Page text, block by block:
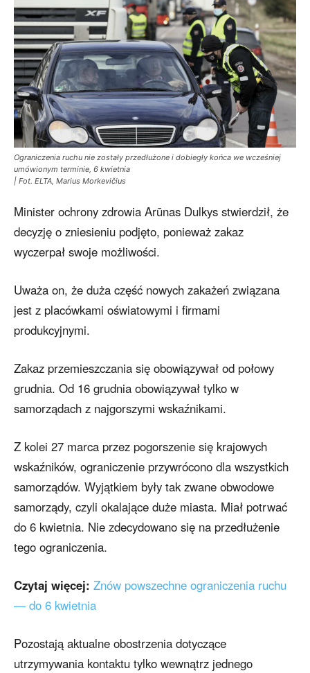
Ograniczenia ruchu nie zostały przedłużone i dobiegły końca we wcześniej
umówionym terminie, 6 kwietnia
| Fot. ELTA, Marius Morkevičius
Minister ochrony zdrowia Arūnas Dulkys stwierdził, że
decyzję o zniesieniu podjęto, ponieważ zakaz
wyczerpał swoje możliwości.
Uważa on, że duża część nowych zakażeń związana
jest z placówkami oświatowymi i firmami
produkcyjnymi.
Zakaz przemieszczania się obowiązywał od połowy
grudnia. Od 16 grudnia obowiązywał tylko w
samorządach z najgorszymi wskaźnikami.
Z kolei 27 marca przez pogorszenie się krajowych
wskaźników, ograniczenie przywrócono dla wszystkich
samorządów. Wyjątkiem były tak zwane obwodowe
samorządy, czyli okalające duże miasta. Miał potrwać
do 6 kwietnia. Nie zdecydowano się na przedłużenie
tego ograniczenia.
Czytaj więcej: Znów powszechne ograniczenia ruchu
— do 6 kwietnia
Pozostają aktualne obostrzenia dotyczące
utrzymywania kontaktu tylko wewnątrz jednego